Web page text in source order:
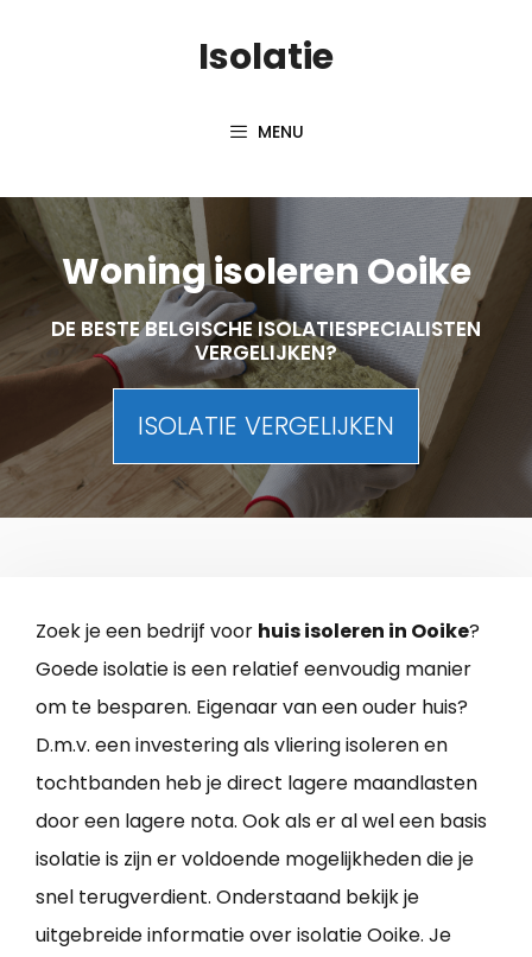
Isolatie
MENU
Woning isoleren Ooike
DE BESTE BELGISCHE ISOLATIESPECIALISTEN
VERGELIJKEN?
ISOLATIE VERGELIJKEN
Zoek je een bedrijf voor huis isoleren in Ooike?
Goede isolatie is een relatief eenvoudig manier
om te besparen. Eigenaar van een ouder huis?
D.m.v. een investering als vliering isoleren en
tochtbanden heb je direct lagere maandlasten
door een lagere nota. Ook als er al wel een basis
isolatie is zijn er voldoende mogelijkheden die je
snel terugverdient. Onderstaand bekijk je
uitgebreide informatie over isolatie Ooike. Je